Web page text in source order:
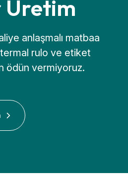
Üretim
anlaşmalı matbaa
rulo ve etiket
ödün vermiyoruz.